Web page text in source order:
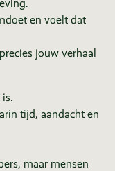
en voelt dat
jouw verhaal
tijd, aandacht en
maar mensen